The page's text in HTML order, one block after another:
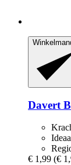
Davert
€ 1,99 (€